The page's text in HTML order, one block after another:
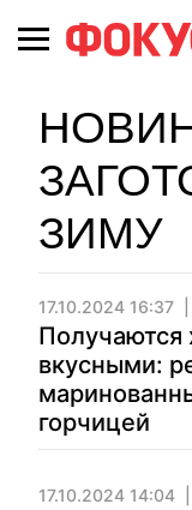
ЗИМУ
17.10.2024 16:37
Получаются
вкусными:
горчицей
17.10.2024 14:04